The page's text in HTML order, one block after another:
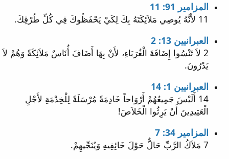
المزامير 91: 11
11 لأَنَّهُ يُوصِي مَلاَئِكَتَهُ بِكَ لِكَيْ يَحْفَظُوكَ فِي كُلِّ طُرْقِكَ.
العبرانيين 13: 2
2 لاَ تَنْسُوا إِضَافَةَ الْغُرَبَاءِ، لأَنْ بِهَا أَضَافَ أُنَاسٌ مَلاَئِكَةً وَهُمْ لاَ
يَدْرُونَ.
العبرانيين 1: 14
14 أَلَيْسَ جَمِيعُهُمْ أَرْوَاحاً خَادِمَةً مُرْسَلَةً لِلْخِدْمَةِ لأَجْلِ
الْعَتِيدِينَ أَنْ يَرِثُوا الْخَلاَصَ!
المزامير 34: 7
7 مَلاَكُ الرَّبِّ حَالٌّ حَوْلَ خَائِفِيهِ وَيُنَجِّيهِمْ.